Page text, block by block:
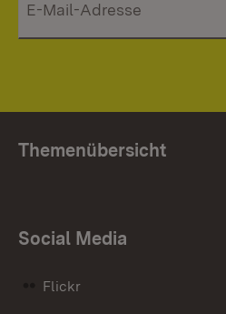
Themenübersicht
Social Media
Flickr